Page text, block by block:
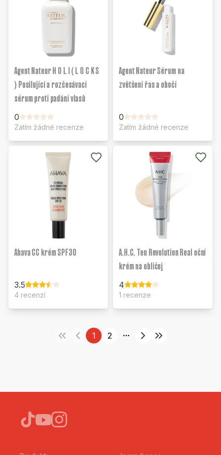
Agent Nateur H O L I ( L O C K S
) Posilující a rozčesávací
sérum proti padání vlasů
0
Zatím žádné recenze
Agent Nateur Sérum na
zvětšení řas a obočí
0
Zatím žádné recenze
Ahava CC krém SPF30
3.5
4 recenzí
A.H.C. Ten Revolution Real oční
krém na obličej
4
1 recenze
1 2
More pages